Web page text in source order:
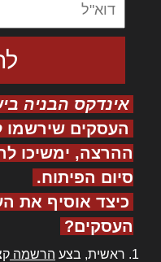
אינדקס הבניה
העסקים שירשמו
ההרצה, ימשיכו
סיום הפיתוח.
כיצד אוסיף את
העסקים?
ראשית, בצע הרשמה